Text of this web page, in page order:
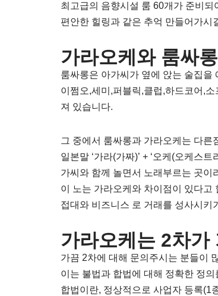
최고급의 음향시설 룸 60개가 준비
편안한 힐링과 같은 추억 만들어가시
가라오케와 룸싸롱
룸싸롱은 아가씨가 옆에 앉는 술집을
이쩜오,세미,퍼블릭,클럽,하드코어,
져 있습니다.
그 중에서 룸싸롱과 가라오케는 다른
일본말 ‘가라(가짜)’ + ‘오케(오케스
가씨와 함께 놀면서 노래부르는 곳
이 노는 가라오케와 차이점이 있다고
접대와 비즈니스 로 거래를 성사시키
가라오케는 2차가
가끔 2차에 대해 문의주시는 분들이
이는 불법과 합법에 대해 정확한 정
합법이란, 정상적으로 사업자 등록(1